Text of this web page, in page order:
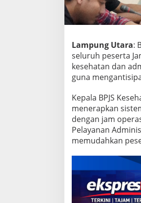
Lampung Utara:
seluruh peserta
kesehatan dan
guna
Kepala BPJS
menerapkan
dengan jam
Pelayanan
memudahkan